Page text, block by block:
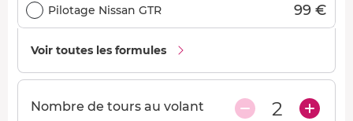
Pilotage Nissan GTR 99 €
Voir toutes les formules
Nombre de tours au volant 2